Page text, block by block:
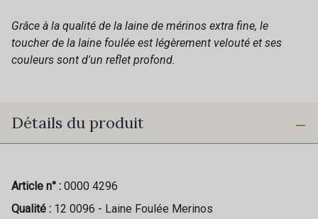
Grâce à la qualité de la laine de mérinos extra fine, le
toucher de la laine foulée est légèrement velouté et ses
couleurs sont d'un reflet profond.
Détails du produit
Article n° : 0000 4296
Qualité : 12 0096 - Laine Foulée Merinos